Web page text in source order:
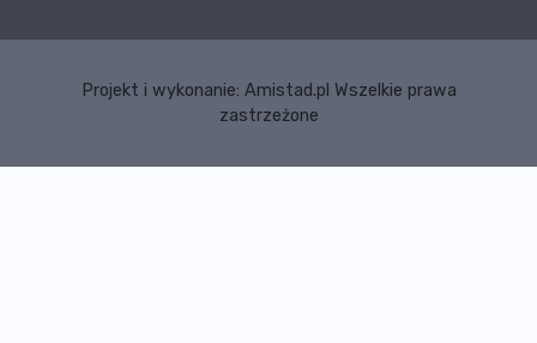
Projekt i wykonanie: Amistad.pl Wszelkie prawa
zastrzeżone